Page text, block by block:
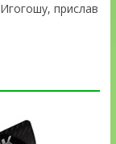
прислав